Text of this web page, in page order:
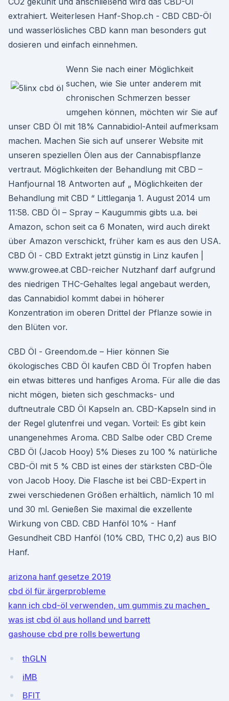
extrahiert. Weiterlesen Hanf-Shop.ch - CBD CBD-Öl
und wasserlösliches CBD kann man besonders gut
dosieren und einfach einnehmen.
Wenn Sie nach einer Möglichkeit
suchen, wie Sie unter anderem mit
chronischen Schmerzen besser
umgehen können, möchten wir Sie auf
unser CBD Öl mit 18% Cannabidiol-Anteil aufmerksam
machen. Machen Sie sich auf unserer Website mit
unseren speziellen Ölen aus der Cannabispflanze
vertraut. Möglichkeiten der Behandlung mit CBD –
Hanfjournal 18 Antworten auf „ Möglichkeiten der
Behandlung mit CBD “ Littleganja 1. August 2014 um
11:58. CBD Öl – Spray – Kaugummis gibts u.a. bei
Amazon, schon seit ca 6 Monaten, wird auch direkt
über Amazon verschickt, früher kam es aus den USA.
CBD Öl - CBD Extrakt jetzt günstig in Linz kaufen |
www.growee.at CBD-reicher Nutzhanf darf aufgrund
des niedrigen THC-Gehaltes legal angebaut werden,
das Cannabidiol kommt dabei in höherer
Konzentration im oberen Drittel der Pflanze sowie in
den Blüten vor.
CBD Öl - Greendom.de – Hier können Sie
ökologisches CBD Öl kaufen CBD Öl Tropfen haben
ein etwas bitteres und hanfiges Aroma. Für alle die das
nicht mögen, bieten sich geschmacks- und
duftneutrale CBD Öl Kapseln an. CBD-Kapseln sind in
der Regel glutenfrei und vegan. Vorteil: Es gibt kein
unangenehmes Aroma. CBD Salbe oder CBD Creme
CBD Öl (Jacob Hooy) 5% Dieses zu 100 % natürliche
CBD-Öl mit 5 % CBD ist eines der stärksten CBD-Öle
von Jacob Hooy. Die Flasche ist bei CBD-Expert in
zwei verschiedenen Größen erhältlich, nämlich 10 ml
und 30 ml. Genießen Sie maximal die exzellente
Wirkung von CBD. CBD Hanföl 10% - Hanf
Gesundheit CBD Hanföl (10% CBD, THC 0,2) aus BIO
Hanf.
arizona hanf gesetze 2019
cbd öl für ärgerprobleme
kann ich cbd-öl verwenden, um gummis zu machen_
was ist cbd öl aus holland und barrett
gashouse cbd pre rolls bewertung
thGLN
iMB
BFlT